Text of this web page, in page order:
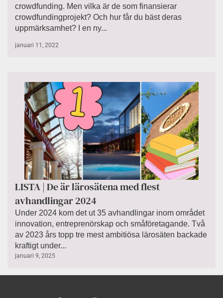
crowdfunding. Men vilka är de som finansierar
crowdfundingprojekt? Och hur får du bäst deras
uppmärksamhet? I en ny...
januari 11, 2022
LISTA | De är lärosätena med flest
avhandlingar 2024
Under 2024 kom det ut 35 avhandlingar inom området
innovation, entreprenörskap och småföretagande. Två
av 2023 års topp tre mest ambitiösa lärosäten backade
kraftigt under...
januari 9, 2025